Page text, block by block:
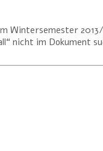
Wintersemester
nicht im Dokument